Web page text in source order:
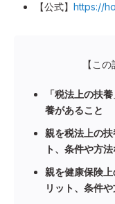
【公式】 https://
【こ
「税法上の扶
養があること
親を税法上の
ト、条件や方
親を健康保険
リット、条件